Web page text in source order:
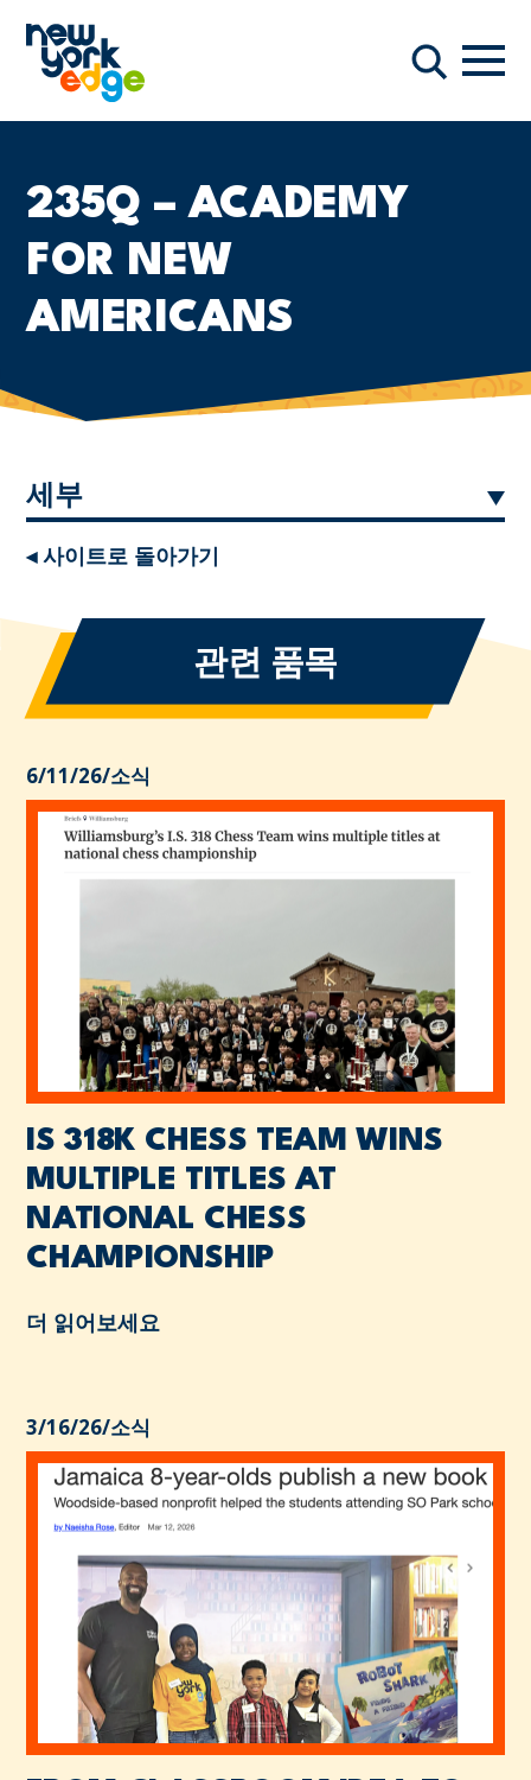
찾다
항해
235Q – ACADEMY
FOR NEW
AMERICANS
세부
◂ 사이트로 돌아가기
관련 품목
6/11/26/소식
IS 318K CHESS TEAM WINS
MULTIPLE TITLES AT
NATIONAL CHESS
CHAMPIONSHIP
더 읽어보세요
3/16/26/소식